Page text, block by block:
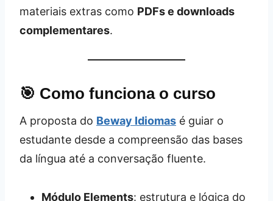
materiais extras como PDFs e downloads
complementares.
🎯 Como funciona o curso
A proposta do Beway Idiomas é guiar o
estudante desde a compreensão das bases
da língua até a conversação fluente.
Módulo Elements: estrutura e lógica do